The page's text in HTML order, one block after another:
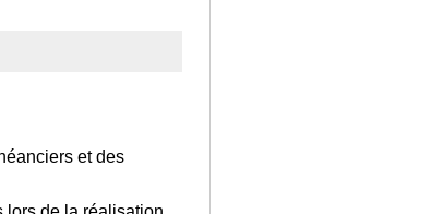
et des